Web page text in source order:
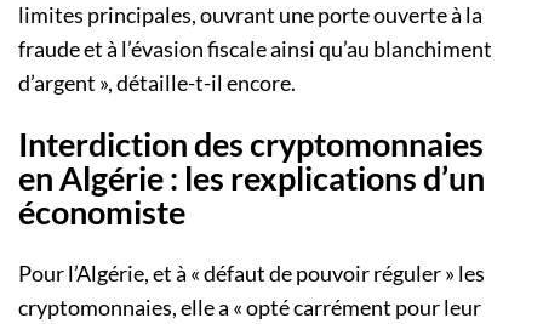
limites principales, ouvrant une porte ouverte à la
fraude et à l’évasion fiscale ainsi qu’au blanchiment
d’argent », détaille-t-il encore.
Interdiction des cryptomonnaies
en Algérie : les rexplications d’un
économiste
Pour l’Algérie, et à « défaut de pouvoir réguler » les
cryptomonnaies, elle a « opté carrément pour leur